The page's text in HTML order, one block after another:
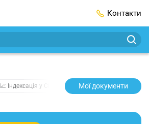
Контакти
📈 Індексація у СЕРПНІ 2️⃣0️⃣2️⃣7️⃣ Усі
Мої документи